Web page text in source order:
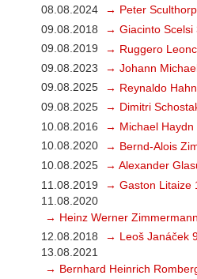
08.08.2024
→ Peter
09.08.2018
→ Giacinto Scelsi
09.08.2019
→ Ruggero
09.08.2023
→ Johann
09.08.2025
→ Reynaldo
09.08.2025
→ Dimitri
10.08.2016
→ Michael Haydn
10.08.2020
→ Bernd-Alois
10.08.2025
→ Alexander
11.08.2019
→ Gaston Litaize
11.08.2020
→ Heinz Werner
12.08.2018
→ Leoš Janáček
13.08.2021
→ Bernhard Heinrich